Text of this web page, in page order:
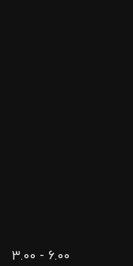
3.00 - 6.00